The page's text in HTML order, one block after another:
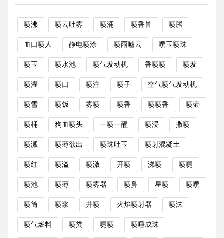
喷沸 喷云吐雾 喷涌 喷香兽 喷腾
血口喷人 静电喷涂 喷雨嘘云 噀玉喷珠
喷玉 喷水池 喷气发动机 香喷喷 喷发
喷灌 喷口 喷注 喷子 空气喷气发动机
喷雪 喷饭 雾喷 喷香 喷喷香 喷壶
喷桶 狗血喷头 一喷一醒 喷浸 撒喷
喷溅 喷薄欲出 喷珠吐玉 喷射混凝土
喷红 喷溢 喷激 开喷 涕喷 喷嚏
喷池 喷薄 喷雾器 喷鼻 星喷 喷噀
喷筒 喷浆 井喷 火焰喷射器 喷沫
喷气燃料 喷粪 嚏喷 喷唾成珠